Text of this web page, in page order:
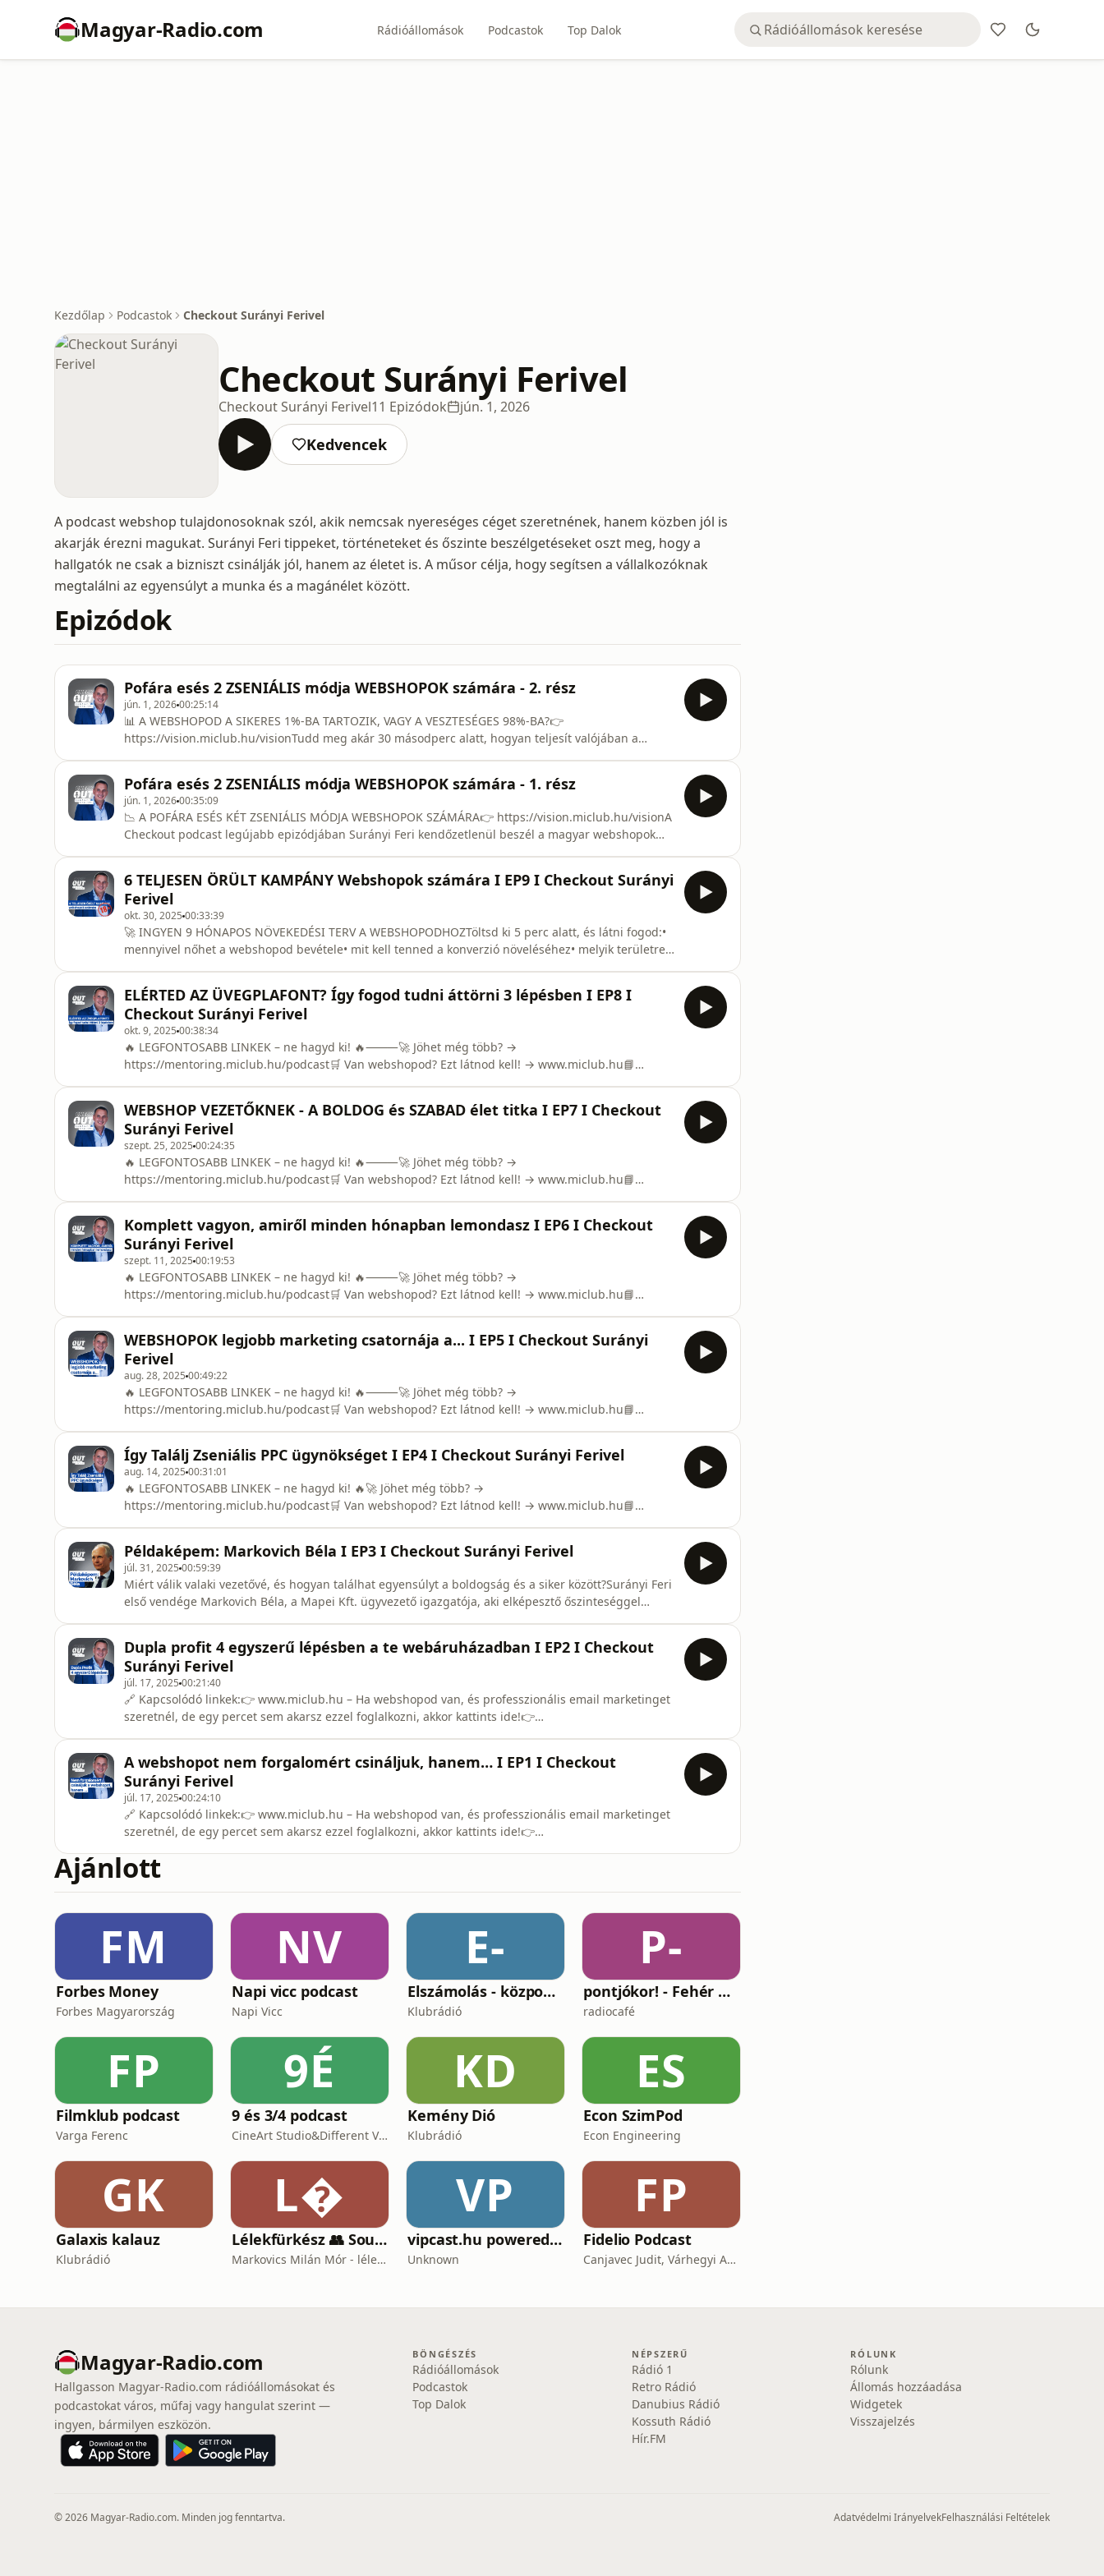
Magyar-Radio.com Rádióállomások Podcastok Top Dalok
Kezdőlap Podcastok Checkout Surányi Ferivel
Checkout Surányi Ferivel
Checkout Surányi Ferivel11 Epizódok jún. 1, 2026
Kedvencek
A podcast webshop tulajdonosoknak szól, akik nemcsak nyereséges céget szeretnének, hanem közben jól is
akarják érezni magukat. Surányi Feri tippeket, történeteket és őszinte beszélgetéseket oszt meg, hogy a
hallgatók ne csak a bizniszt csinálják jól, hanem az életet is. A műsor célja, hogy segítsen a vállalkozóknak
megtalálni az egyensúlyt a munka és a magánélet között.
Epizódok
Pofára esés 2 ZSENIÁLIS módja WEBSHOPOK számára - 2. rész
jún. 1, 202600:25:14
📊 A WEBSHOPOD A SIKERES 1%-BA TARTOZIK, VAGY A VESZTESÉGES 98%-BA?👉
https://vision.miclub.hu/visionTudd meg akár 30 másodperc alatt, hogyan teljesít valójában a
ADÁSRÓLA Checkout podcast 2026-os második epizódjában Surányi Feri azokat a kritikus hibákat
veszi sorra, amelyek miatt a hazai webáruházak többs
Pofára esés 2 ZSENIÁLIS módja WEBSHOPOK számára - 1. rész
jún. 1, 202600:35:09
📉 A POFÁRA ESÉS KÉT ZSENIÁLIS MÓDJA WEBSHOPOK SZÁMÁRA👉 https://vision.miclub.hu/visionA
Checkout podcast legújabb epizódjában Surányi Feri kendőzetlenül beszél a magyar webshopok
veszteségesnek lenni, illetve hogyan vezethet a költségcsökkentés és a marketing visszavágása
lassú kivérzéshez.Az adásban 18 000 hazai we
6 TELJESEN ÖRÜLT KAMPÁNY Webshopok számára I EP9 I Checkout Surányi
Ferivel
okt. 30, 2025 00:33:39
🚀 INGYEN 9 HÓNAPOS NÖVEKEDÉSI TERV A WEBSHOPODHOZTöltsd ki 5 perc alatt, és látni fogod:•
mennyivel nőhet a webshopod bevétele• mit kell tenned a konverzió növeléséhez• melyik területre
azonnal látod az eredményt!)━━━━━━━━━━━━━━━━━━━━━━━━━━━📲 HASZNOS LINKEK🎯 Készítsd el a
saját növekedési tervedet (5 perc):🔗
ELÉRTED AZ ÜVEGPLAFONT? Így fogod tudni áttörni 3 lépésben I EP8 I
Checkout Surányi Ferivel
okt. 9, 2025 00:38:34
🔥 LEGFONTOSABB LINKEK – ne hagyd ki! 🔥⸻🚀 Jöhet még több? →
https://mentoring.miclub.hu/podcast🛒 Van webshopod? Ezt látnod kell! → www.miclub.hu📘
https://www.tiktok.com/@checkout_suranyi_ferivel🎧 Hallgass Spotify-on és Apple Podcasten és ha
tetszett a videó, ne felejts el feliratkozni!
WEBSHOP VEZETŐKNEK - A BOLDOG és SZABAD élet titka I EP7 I Checkout
Surányi Ferivel
szept. 25, 2025 00:24:35
🔥 LEGFONTOSABB LINKEK – ne hagyd ki! 🔥⸻🚀 Jöhet még több? →
https://mentoring.miclub.hu/podcast🛒 Van webshopod? Ezt látnod kell! → www.miclub.hu📘
tetszett a videó, ne felejts el feliratkozni!
Komplett vagyon, amiről minden hónapban lemondasz I EP6 I Checkout
Surányi Ferivel
szept. 11, 2025 00:19:53
🔥 LEGFONTOSABB LINKEK – ne hagyd ki! 🔥⸻🚀 Jöhet még több? →
https://mentoring.miclub.hu/podcast🛒 Van webshopod? Ezt látnod kell! → www.miclub.hu📘
tetszett a videó, ne felejts el feliratkozni!
WEBSHOPOK legjobb marketing csatornája a... I EP5 I Checkout Surányi
Ferivel
aug. 28, 2025 00:49:22
🔥 LEGFONTOSABB LINKEK – ne hagyd ki! 🔥⸻🚀 Jöhet még több? →
https://mentoring.miclub.hu/podcast🛒 Van webshopod? Ezt látnod kell! → www.miclub.hu📘
→https://www.tiktok.com/@checkout_suranyi_ferivel🎧 Hallgass Spotify-on és Apple Podcasten és
ha tetszett a videó, ne felejts el feliratkozni!
Így Találj Zseniális PPC ügynökséget I EP4 I Checkout Surányi Ferivel
aug. 14, 2025 00:31:01
🔥 LEGFONTOSABB LINKEK – ne hagyd ki! 🔥🚀 Jöhet még több? →
https://mentoring.miclub.hu/podcast🛒 Van webshopod? Ezt látnod kell! → www.miclub.hu📘
tetszett a videó, ne felejts el feliratkozni!
Példaképem: Markovich Béla I EP3 I Checkout Surányi Ferivel
júl. 31, 2025 00:59:39
Miért válik valaki vezetővé, és hogyan találhat egyensúlyt a boldogság és a siker között?Surányi Feri
első vendége Markovich Béla, a Mapei Kft. ügyvezető igazgatója, aki elképesztő őszinteséggel
kontrollt bizalom váltj
Dupla profit 4 egyszerű lépésben a te webáruházadban I EP2 I Checkout
Surányi Ferivel
júl. 17, 2025 00:21:40
🔗 Kapcsolódó linkek:👉 www.miclub.hu – Ha webshopod van, és professzionális email marketinget
szeretnél, de egy percet sem akarsz ezzel foglalkozni, akkor kattints ide!👉
pénzed legyen?Mi lenne, ha nem az „óriási
A webshopot nem forgalomért csináljuk, hanem… I EP1 I Checkout
Surányi Ferivel
júl. 17, 2025 00:24:10
🔗 Kapcsolódó linkek:👉 www.miclub.hu – Ha webshopod van, és professzionális email marketinget
szeretnél, de egy percet sem akarsz ezzel foglalkozni, akkor kattints ide!👉
irány a gyorsítópálya!Mi lenne, ha kiderülne, hogy a forgalom valójában nem cél, hanem csapda?
Hogy a növekedés, amire annyit hajtasz, iga
Ajánlott
FM
Forbes Money
Forbes Magyarország
NV
Napi vicc podcast
Napi Vicc
E-
Elszámolás - központosítás, lojalitás és a függetlenség ára
Klubrádió
P-
pontjókor! - Fehér Mariannal
radiocafé
FP
Filmklub podcast
Varga Ferenc
9É
9 és 3/4 podcast
CineArt Studio&Different View Production
KD
Kemény Dió
Klubrádió
ES
Econ SzimPod
Econ Engineering
GK
Galaxis kalauz
Klubrádió
L
Lélekfürkész 👥 SoulScout
Markovics Milán Mór - lélektan, tudomány, vallás, harc
VP
vipcast.hu powered by Media1
Unknown
FP
Fidelio Podcast
Canjavec Judit, Várhegyi András, Gyürke Kata, Tompa Diána, Vass Antónia
Magyar-Radio.com
Hallgasson Magyar-Radio.com rádióállomásokat és
podcastokat város, műfaj vagy hangulat szerint —
ingyen, bármilyen eszközön.
BÖNGÉSZÉS
Rádióállomások
Podcastok
Top Dalok
NÉPSZERŰ
Rádió 1
Retro Rádió
Danubius Rádió
Kossuth Rádió
Hír.FM
RÓLUNK
Rólunk
Állomás hozzáadása
Widgetek
Visszajelzés
© 2026 Magyar-Radio.com. Minden jog fenntartva. Adatvédelmi IrányelvekFelhasználási Feltételek